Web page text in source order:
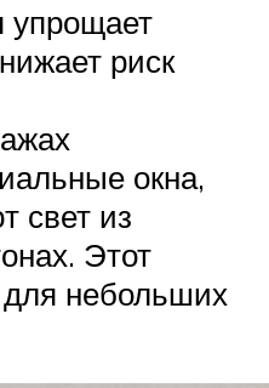
упрощает
риск
окна,
свет из
Этот
для небольших